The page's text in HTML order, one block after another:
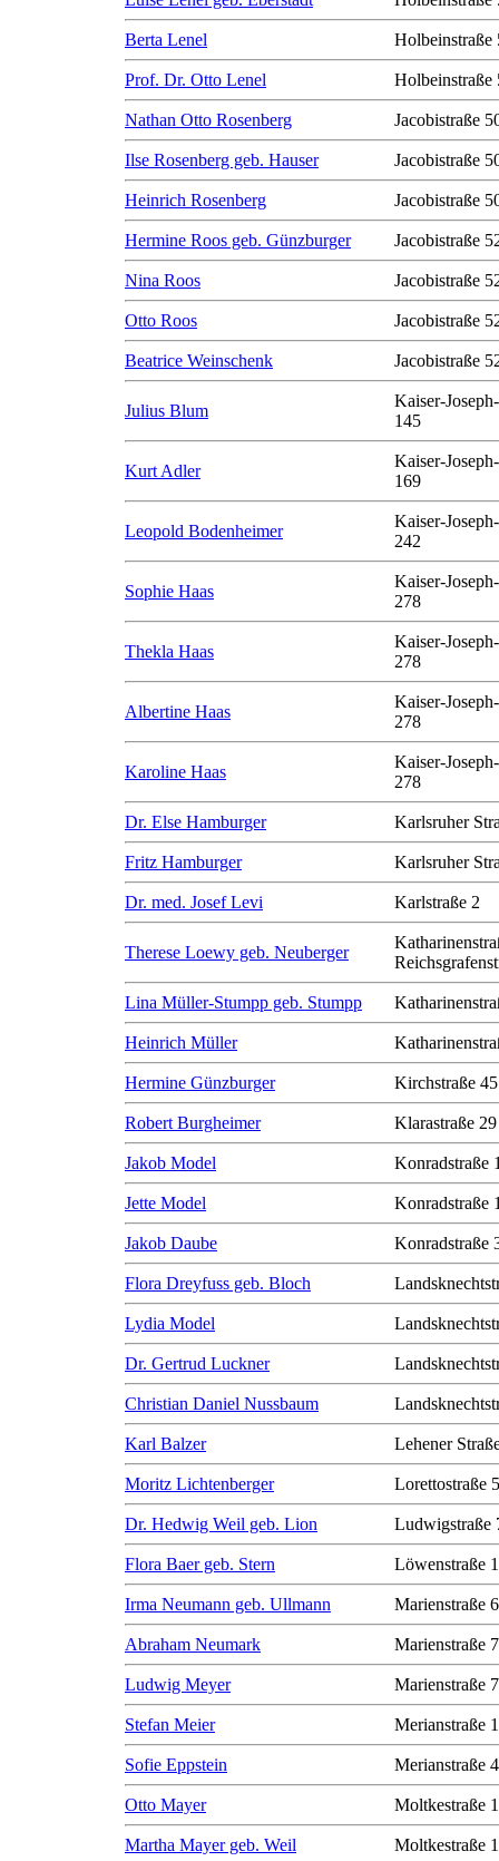
Berta Lenel Holbeinstraße
Prof. Dr. Otto Lenel Holbeinstraße
Nathan Otto Rosenberg Jacobistraße
Ilse Rosenberg geb. Hauser Jacobistraße
Heinrich Rosenberg Jacobistraße
Hermine Roos geb. Günzburger Jacobistraße
Nina Roos Jacobistraße
Otto Roos Jacobistraße
Beatrice Weinschenk Jacobistraße
Julius Blum
Kaiser-
145
Kurt Adler
Kaiser-
169
Leopold Bodenheimer
Kaiser-
242
Sophie Haas
Kaiser-
278
Thekla Haas
Kaiser-
278
Albertine Haas
Kaiser-
278
Karoline Haas
Kaiser-
278
Dr. Else Hamburger Karlsruher
Fritz Hamburger Karlsruher
Dr. med. Josef Levi Karlstraße 2
Therese Loewy geb. Neuberger
Lina Müller-Stumpp geb. Stumpp
Heinrich Müller
Hermine Günzburger Kirchstraße 45
Robert Burgheimer Klarastraße 29
Jakob Model Konradstraße
Jette Model Konradstraße
Jakob Daube Konradstraße
Flora Dreyfuss geb. Bloch
Lydia Model
Dr. Gertrud Luckner
Christian Daniel Nussbaum
Karl Balzer Lehener
Moritz Lichtenberger Lorettostraße
Dr. Hedwig Weil geb. Lion Ludwigstraße
Flora Baer geb. Stern Löwenstraße 1
Irma Neumann geb. Ullmann Marienstraße 6
Abraham Neumark Marienstraße 7
Ludwig Meyer Marienstraße 7
Stefan Meier Merianstraße
Sofie Eppstein Merianstraße
Otto Mayer Moltkestraße
Martha Mayer geb. Weil Moltkestraße